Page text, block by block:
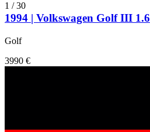
1 /30
1994 | Volkswagen Golf III 1.6
Golf
3990 €